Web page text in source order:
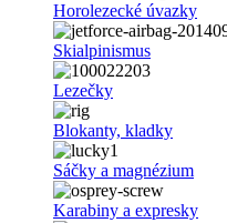
Horolezecké úvazky
Skialpinismus
Lezečky
Blokanty, kladky
Sáčky a magnézium
Karabiny a expresky